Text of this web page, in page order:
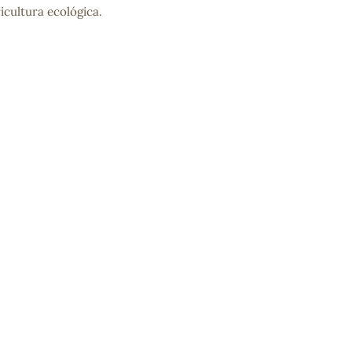
ecológica.